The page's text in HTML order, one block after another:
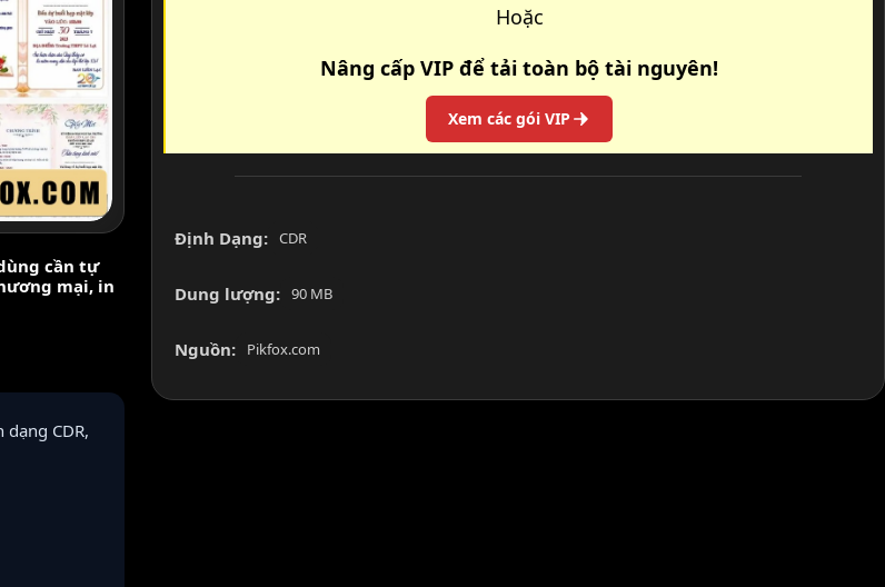
cần tự
mại, in
CDR,
Hoặc
Nâng cấp VIP để tải toàn bộ tài nguyên!
Xem các gói VIP
Định Dạng: CDR
Dung lượng: 90 MB
Nguồn: Pikfox.com